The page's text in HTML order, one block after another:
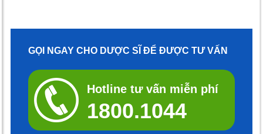
GỌI NGAY CHO DƯỢC SĨ ĐỂ ĐƯỢC TƯ VẤN
Hotline tư vấn miễn phí
1800.1044